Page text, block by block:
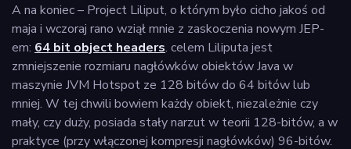
A na koniec – Project Liliput, o którym było cicho jakoś od
maja i wczoraj rano wziął mnie z zaskoczenia nowym JEP-
em: 64 bit object headers. celem Liliputa jest
zmniejszenie rozmiaru nagłówków obiektów Java w
maszynie JVM Hotspot ze 128 bitów do 64 bitów lub
mniej. W tej chwili bowiem każdy obiekt, niezależnie czy
mały, czy duży, posiada stały narzut w teorii 128-bitów, a w
praktyce (przy włączonej kompresji nagłówków) 96-bitów.